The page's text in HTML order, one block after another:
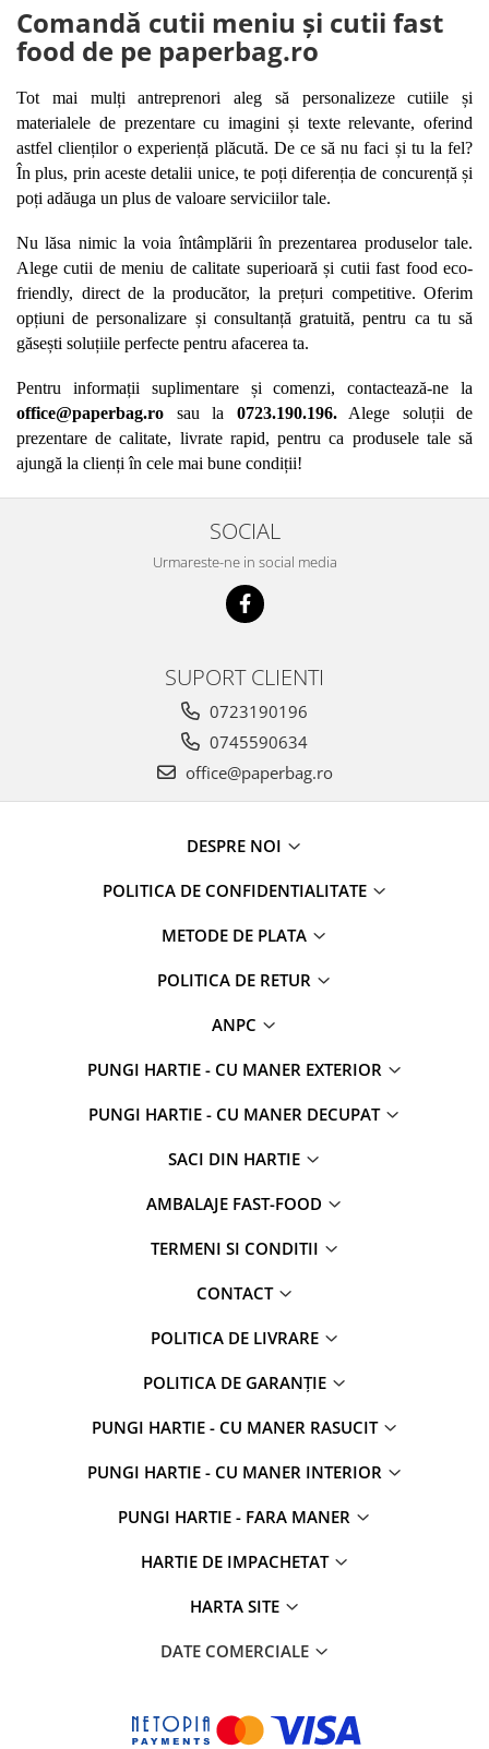
Comandă cutii meniu și cutii fast
food de pe paperbag.ro
Tot mai mulți antreprenori aleg să personalizeze cutiile și
materialele de prezentare cu imagini și texte relevante, oferind
astfel clienților o experiență plăcută. De ce să nu faci și tu la fel?
În plus, prin aceste detalii unice, te poți diferenția de concurență și
poți adăuga un plus de valoare serviciilor tale.
Nu lăsa nimic la voia întâmplării în prezentarea produselor tale.
Alege cutii de meniu de calitate superioară și cutii fast food eco-
friendly, direct de la producător, la prețuri competitive. Oferim
opțiuni de personalizare și consultanță gratuită, pentru ca tu să
găsești soluțiile perfecte pentru afacerea ta.
office@paperbag.ro sau la 0723.190.196. Alege soluții de
prezentare de calitate, livrate rapid, pentru ca produsele tale să
ajungă la clienți în cele mai bune condiții!
SOCIAL
Urmareste-ne in social media
SUPORT CLIENTI
0723190196
0745590634
office@paperbag.ro
DESPRE NOI
POLITICA DE CONFIDENTIALITATE
METODE DE PLATA
POLITICA DE RETUR
ANPC
PUNGI HARTIE - CU MANER EXTERIOR
PUNGI HARTIE - CU MANER DECUPAT
SACI DIN HARTIE
AMBALAJE FAST-FOOD
TERMENI SI CONDITII
CONTACT
POLITICA DE LIVRARE
POLITICA DE GARANȚIE
PUNGI HARTIE - CU MANER RASUCIT
PUNGI HARTIE - CU MANER INTERIOR
PUNGI HARTIE - FARA MANER
HARTIE DE IMPACHETAT
HARTA SITE
DATE COMERCIALE